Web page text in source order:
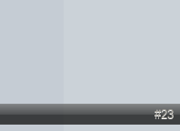
#23